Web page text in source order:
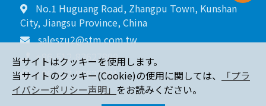
No.1 Huguang Road, Zhangpu Town, Kunshan
City, Jiangsu Province, China
saleszu2@stm.com.tw
+86-512-82627890
+86-512-82627891
当サイトはクッキーを使用します。
当サイトのクッキー(Cookie)の使用に関しては、
「プラ
イバシーポリシー声明」 をお読みください。